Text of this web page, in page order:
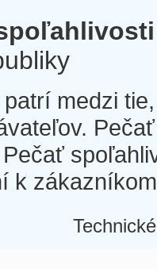
medzi
Pečať
k